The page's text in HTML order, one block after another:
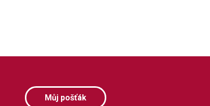
Můj pošťák